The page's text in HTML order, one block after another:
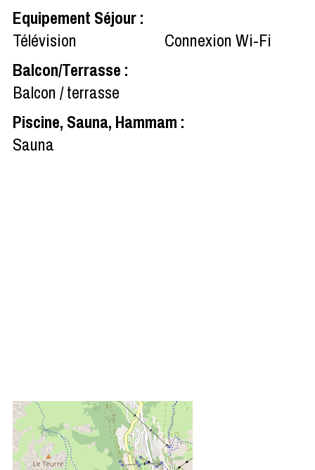
Equipement Séjour:
Télévision
Connexion Wi-Fi
Balcon/Terrasse :
Balcon / terrasse
Piscine, Sauna, Hammam :
Sauna